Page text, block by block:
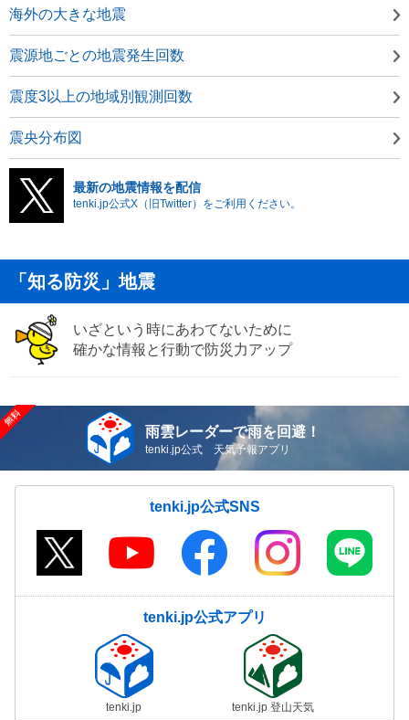
海外の大きな地震
震源地ごとの地震発生回数
震度3以上の地域別観測回数
震央分布図
最新の地震情報を配信
tenki.jp公式X（旧Twitter）をご利用ください。
「知る防災」地震
いざという時にあわてないために
確かな情報と行動で防災力アップ
雨雲レーダーで雨を回避！
tenki.jp公式 天気予報アプリ
tenki.jp公式SNS
tenki.jp公式アプリ
tenki.jp tenki.jp 登山天気